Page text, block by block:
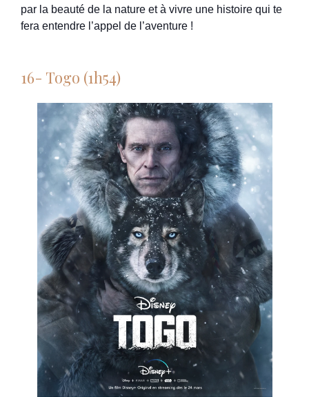
par la beauté de la nature et à vivre une histoire qui te
fera entendre l’appel de l’aventure !
16- Togo (1h54)